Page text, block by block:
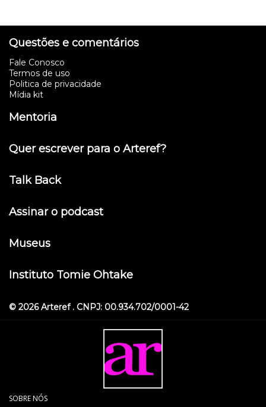
Questões e comentários
Fale Conosco
Termos de uso
Politica de privacidade
Mídia kit
Mentoria
Quer escrever para o Arteref?
Talk Back
Assinar o podcast
Museus
Instituto Tomie Ohtake
© 2026 Arteref . CNPJ: 00.934.702/0001-42
SOBRE NÓS